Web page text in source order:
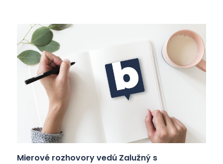
Mierové rozhovory vedú Zalužný s